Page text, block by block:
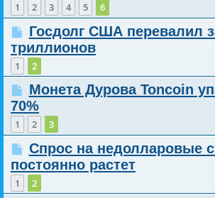
1 2 3 4 5 6
Госдолг США перевалил
триллионов
1 2
Монета Дурова Toncoin
70%
1 2 3
Спрос на недолларовые
постоянно растет
1 2